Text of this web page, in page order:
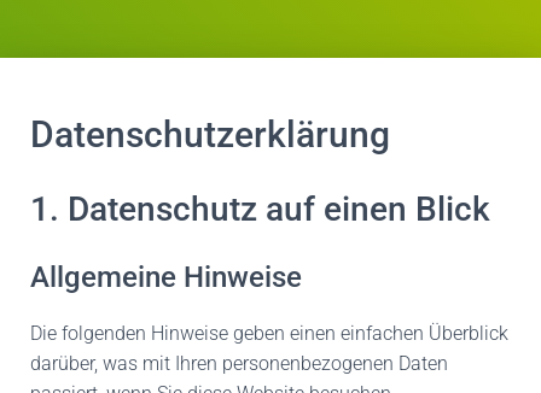
Datenschutz­erklärung
1. Datenschutz auf einen Blick
Allgemeine Hinweise
Die folgenden Hinweise geben einen einfachen Überblick
darüber, was mit Ihren personenbezogenen Daten